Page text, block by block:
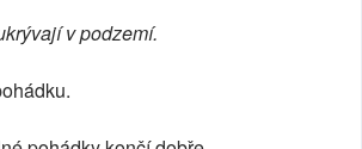
v podzemí.